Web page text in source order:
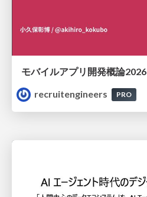
モバイルアプリ開発概論2026
recruitengineers
PRO